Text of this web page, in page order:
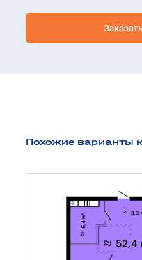
Похожие варианты